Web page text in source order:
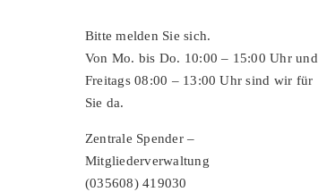
Bitte melden Sie sich.
Von Mo. bis Do. 10:00 – 15:00 Uhr und
Freitags 08:00 – 13:00 Uhr sind wir für
Sie da.
Zentrale Spender –
Mitgliederverwaltung
(035608) 419030